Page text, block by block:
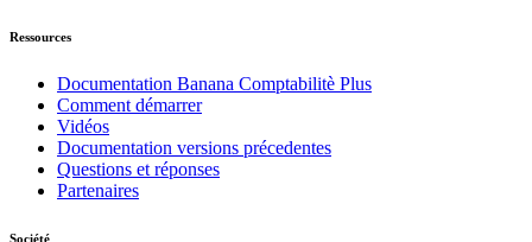
Ressources
Documentation Banana Comptabilitè Plus
Comment démarrer
Vidéos
Documentation versions précedentes
Questions et réponses
Partenaires
Société